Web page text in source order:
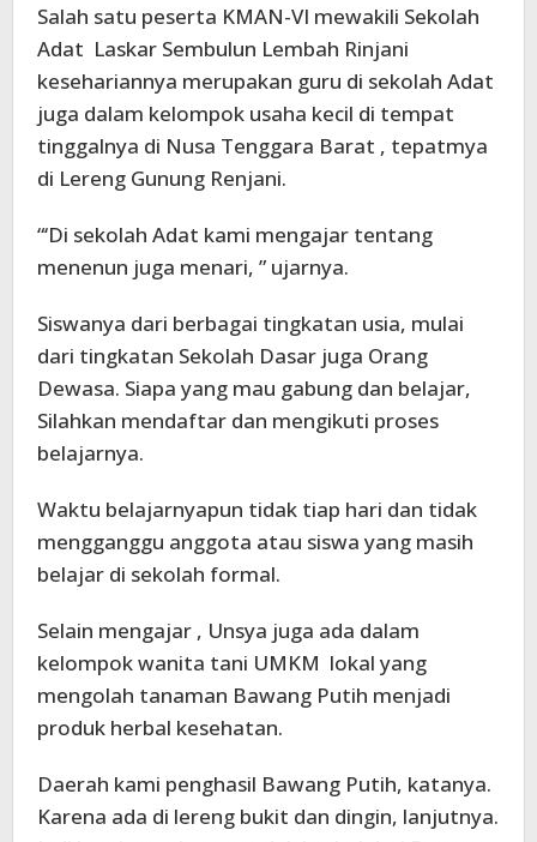
Salah satu peserta KMAN-VI mewakili Sekolah
Adat Laskar Sembulun Lembah Rinjani
kesehariannya merupakan guru di sekolah Adat
juga dalam kelompok usaha kecil di tempat
tinggalnya di Nusa Tenggara Barat , tepatmya
di Lereng Gunung Renjani.
“‘Di sekolah Adat kami mengajar tentang
menenun juga menari, ” ujarnya.
Siswanya dari berbagai tingkatan usia, mulai
dari tingkatan Sekolah Dasar juga Orang
Dewasa. Siapa yang mau gabung dan belajar,
Silahkan mendaftar dan mengikuti proses
belajarnya.
Waktu belajarnyapun tidak tiap hari dan tidak
mengganggu anggota atau siswa yang masih
belajar di sekolah formal.
Selain mengajar , Unsya juga ada dalam
kelompok wanita tani UMKM lokal yang
mengolah tanaman Bawang Putih menjadi
produk herbal kesehatan.
Daerah kami penghasil Bawang Putih, katanya.
Karena ada di lereng bukit dan dingin, lanjutnya.